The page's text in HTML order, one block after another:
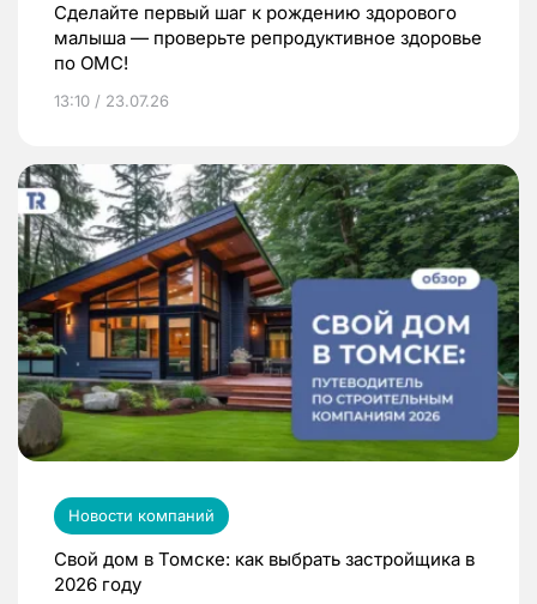
Сделайте первый шаг к рождению здорового
малыша — проверьте репродуктивное здоровье
по ОМС!
13:10 / 23.07.26
Новости компаний
Свой дом в Томске: как выбрать застройщика в
2026 году